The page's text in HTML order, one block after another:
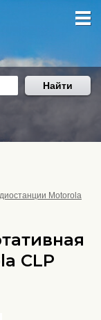
Найти
Motorola
CLP